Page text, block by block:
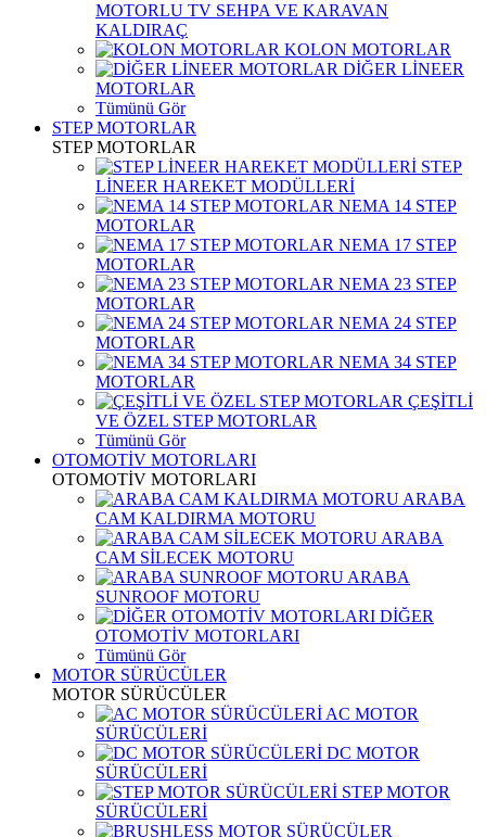
MOTORLU TV SEHPA VE KARAVAN
KALDIRAÇ
KOLON MOTORLAR
DİĞER LİNEER
MOTORLAR
Tümünü Gör
STEP MOTORLAR
STEP MOTORLAR
STEP
LİNEER HAREKET MODÜLLERİ
NEMA 14 STEP
MOTORLAR
NEMA 17 STEP
MOTORLAR
NEMA 23 STEP
MOTORLAR
NEMA 24 STEP
MOTORLAR
NEMA 34 STEP
MOTORLAR
ÇEŞİTLİ
VE ÖZEL STEP MOTORLAR
Tümünü Gör
OTOMOTİV MOTORLARI
OTOMOTİV MOTORLARI
ARABA
CAM KALDIRMA MOTORU
ARABA
CAM SİLECEK MOTORU
ARABA
SUNROOF MOTORU
DİĞER
OTOMOTİV MOTORLARI
Tümünü Gör
MOTOR SÜRÜCÜLER
MOTOR SÜRÜCÜLER
AC MOTOR
SÜRÜCÜLERİ
DC MOTOR
SÜRÜCÜLERİ
STEP MOTOR
SÜRÜCÜLERİ